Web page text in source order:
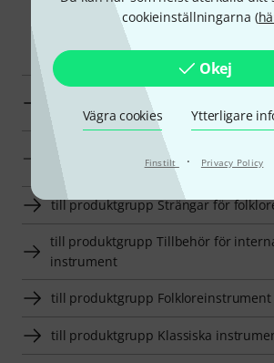
cookieinställningarna (
Okej
Vägra cookies Ytterligare
Finstilt · Privacy Policy
Smart Navigator
Roth & Junius Strängar för
överblick
Strängar för folkloreinstrument till
220 kr annonser
till produktgrupp Strängar för
till produktgrupp Tillbehör för
instrument
till produktgrupp Folkloreinstrument
till produktgrupp Klassiska